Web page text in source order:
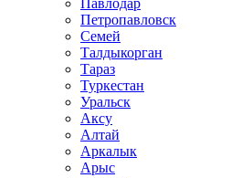
Павлодар
Петропавловск
Семей
Талдыкорган
Тараз
Туркестан
Уральск
Аксу
Алтай
Аркалык
Арыс